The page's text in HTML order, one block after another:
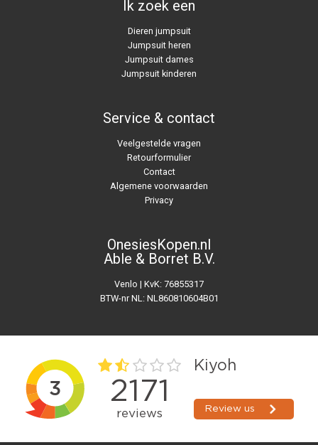
Ik zoek een
Dieren jumpsuit
Jumpsuit heren
Jumpsuit dames
Jumpsuit kinderen
Service & contact
Veelgestelde vragen
Retourformulier
Contact
Algemene voorwaarden
Privacy
OnesiesKopen.nl
Able & Borret B.V.
Venlo | KvK: 76855317
BTW-nr NL: NL860810604B01